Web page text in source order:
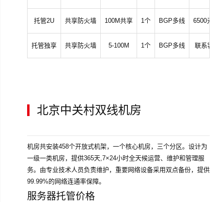
托管2U 共享防火墙 100M共享 1个 BGP多线 6500元/
托管独享 共享防火墙 5-100M 1个 BGP多线 联系客
北京中关村双线机房
机房共安装458个开放式机架，一个核心机房，三个分区。设计为
一级一类机房，提供365天,7×24小时全天候运营、维护和管理服
务。由专业技术人员负责维护，重要网络设备采用双点备份，提供
99.99%的网络连通率保障。
服务器托管价格